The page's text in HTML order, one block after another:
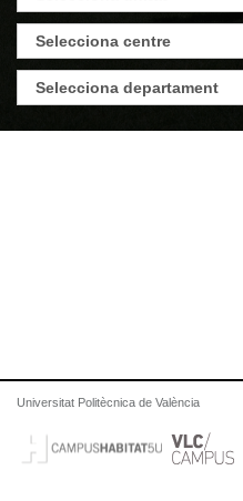
Universitat Politècnica de València